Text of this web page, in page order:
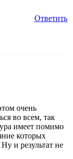
Ответить
очень
во всем, так
имеет помимо
которых
и результат не